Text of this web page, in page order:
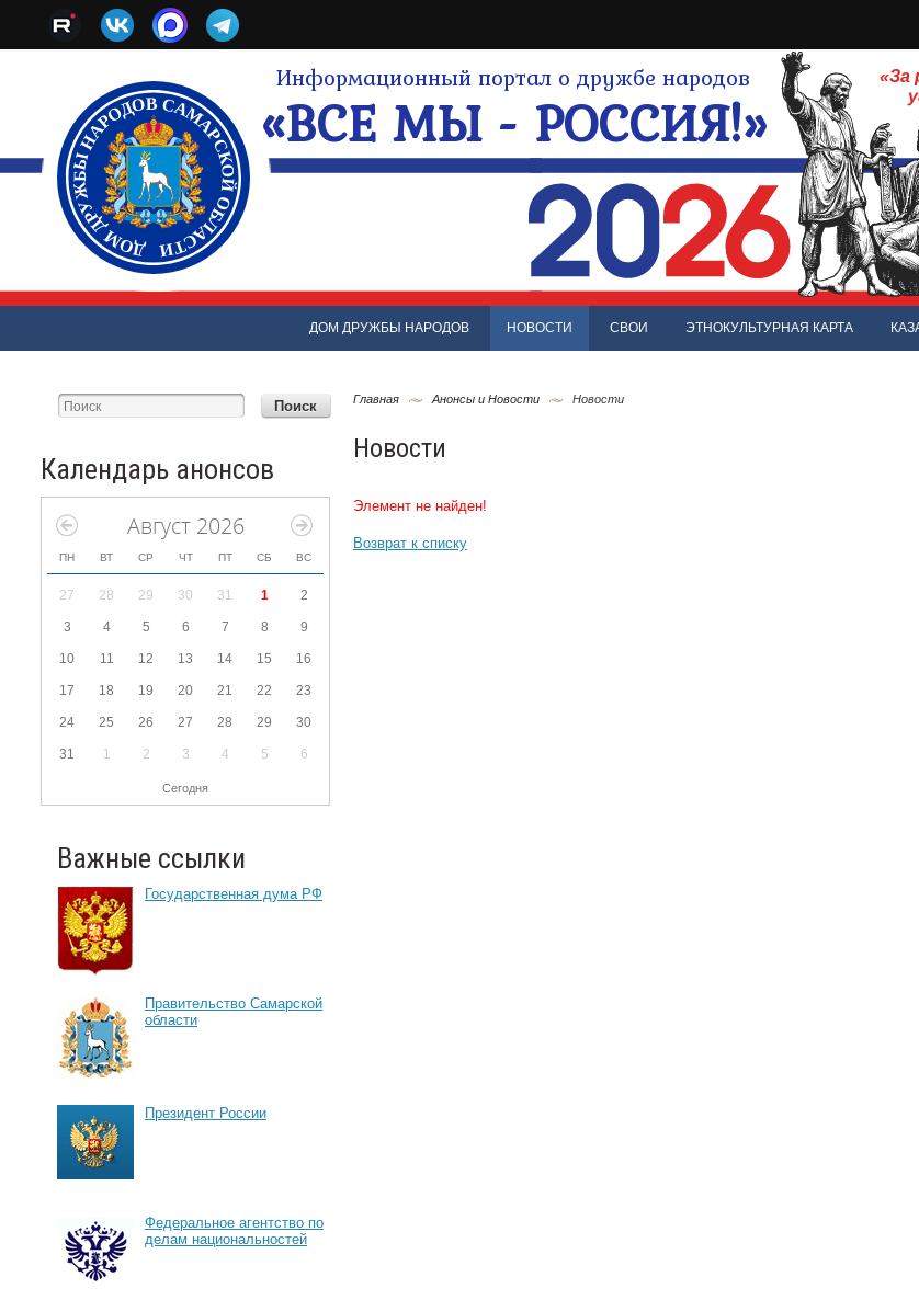
Информационный портал о дружбе народов
«ВСЕ МЫ - РОССИЯ!»
«За
ДОМ ДРУЖБЫ НАРОДОВ НОВОСТИ СВОИ ЭТНОКУЛЬТУРНАЯ КАРТА
Календарь анонсов
Август 2026
ПН ВТ СР ЧТ ПТ СБ ВС
27 28 29 30 31 1 2
3 4 5 6 7 8 9
10 11 12 13 14 15 16
17 18 19 20 21 22 23
24 25 26 27 28 29 30
31 1 2 3 4 5 6
Сегодня
Важные ссылки
Государственная дума РФ
Правительство Самарской
области
Президент России
Федеральное агентство по
делам национальностей
Главная Анонсы и Новости Новости
Новости
Элемент не найден!
Возврат к списку